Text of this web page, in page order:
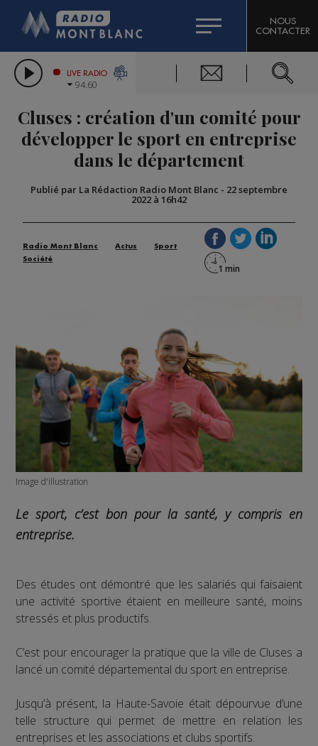
LES CHRONIQUES DE L'EXPERT
CITIZEN MACHINERY
GRAND MASSIF DOMAINES SKIABLES
BIGARD
COMPAGNIE DU MONT-BLANC
NOUS
CONTACTER
LIVE RADIO
94.60
Cluses : création d'un comité pour
développer le sport en entreprise
dans le département
Publié par La Rédaction Radio Mont Blanc - 22 septembre
2022 à 16h42
Radio Mont Blanc Actus
Sport
Société
Image d'illustration
Le sport, c’est bon pour la santé, y compris en
entreprise.
Des études ont démontré que les salariés qui faisaient
une activité sportive étaient en meilleure santé, moins
stressés et plus productifs.
C’est pour encourager la pratique que la ville de Cluses a
lancé un comité départemental du sport en entreprise.
Jusqu’à présent, la Haute-Savoie était dépourvue d’une
telle structure qui permet de mettre en relation les
entreprises et les associations et clubs sportifs.